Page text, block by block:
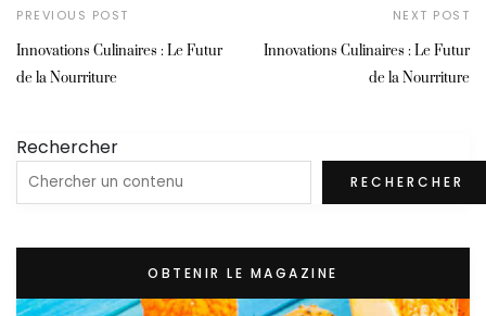
PREVIOUS POST
Innovations Culinaires : Le Futur
de la Nourriture
NEXT POST
Innovations Culinaires : Le Futur
de la Nourriture
Rechercher
RECHERCHER
OBTENIR LE MAGAZINE